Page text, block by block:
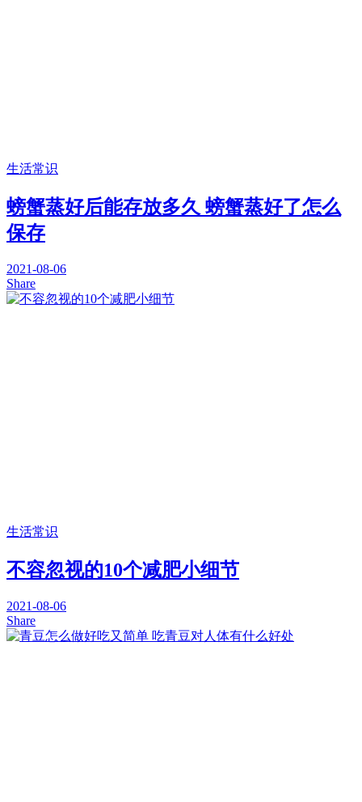
生活常识
螃蟹蒸好后能存放多久 螃蟹蒸好了怎么
保存
2021-08-06
Share
生活常识
不容忽视的10个减肥小细节
2021-08-06
Share